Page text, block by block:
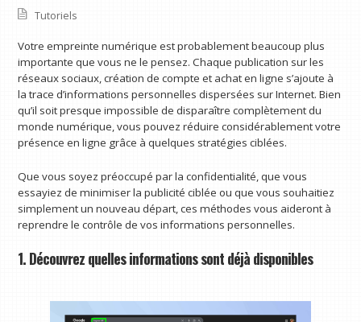
Tutoriels
Votre empreinte numérique est probablement beaucoup plus
importante que vous ne le pensez. Chaque publication sur les
réseaux sociaux, création de compte et achat en ligne s’ajoute à
la trace d’informations personnelles dispersées sur Internet. Bien
qu’il soit presque impossible de disparaître complètement du
monde numérique, vous pouvez réduire considérablement votre
présence en ligne grâce à quelques stratégies ciblées.
Que vous soyez préoccupé par la confidentialité, que vous
essayiez de minimiser la publicité ciblée ou que vous souhaitiez
simplement un nouveau départ, ces méthodes vous aideront à
reprendre le contrôle de vos informations personnelles.
1. Découvrez quelles informations sont déjà disponibles